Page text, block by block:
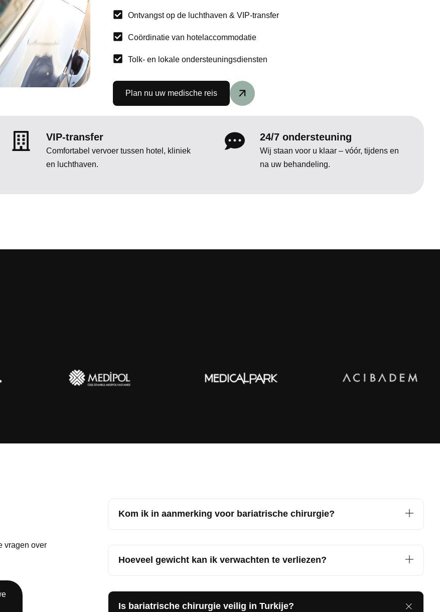
Ontvangst op de luchthaven & VIP-transfer
Coördinatie van hotelaccommodatie
Tolk- en lokale ondersteuningsdiensten
Plan nu uw medische reis
VIP-transfer
Comfortabel vervoer tussen hotel, kliniek
en luchthaven.
24/7 ondersteuning
Wij staan voor u klaar – vóór, tijdens en
na uw behandeling.
vragen over
Kom ik in aanmerking voor bariatrische chirurgie?
Hoeveel gewicht kan ik verwachten te verliezen?
Is bariatrische chirurgie veilig in Turkije?